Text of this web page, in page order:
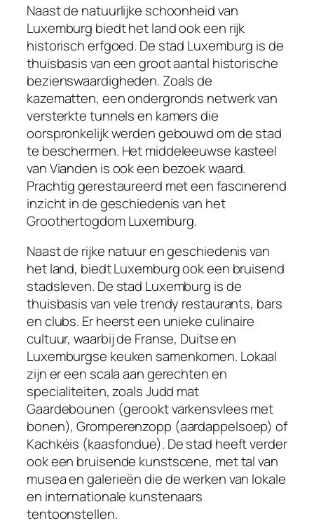
Naast de natuurlijke schoonheid van
Luxemburg biedt het land ook een rijk
historisch erfgoed. De stad Luxemburg is de
thuisbasis van een groot aantal historische
bezienswaardigheden. Zoals de
kazematten, een ondergronds netwerk van
versterkte tunnels en kamers die
oorspronkelijk werden gebouwd om de stad
te beschermen. Het middeleeuwse kasteel
van Vianden is ook een bezoek waard.
Prachtig gerestaureerd met een fascinerend
inzicht in de geschiedenis van het
Groothertogdom Luxemburg.
Naast de rijke natuur en geschiedenis van
het land, biedt Luxemburg ook een bruisend
stadsleven. De stad Luxemburg is de
thuisbasis van vele trendy restaurants, bars
en clubs. Er heerst een unieke culinaire
cultuur, waarbij de Franse, Duitse en
Luxemburgse keuken samenkomen. Lokaal
zijn er een scala aan gerechten en
specialiteiten, zoals Judd mat
Gaardebounen (gerookt varkensvlees met
bonen), Gromperenzopp (aardappelsoep) of
Kachkéis (kaasfondue). De stad heeft verder
ook een bruisende kunstscene, met tal van
musea en galerieën die de werken van lokale
en internationale kunstenaars
tentoonstellen.